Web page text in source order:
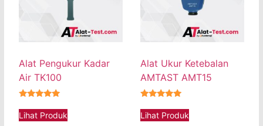
Alat Pengukur Kadar
Air TK100
Lihat Produk
Alat Ukur Ketebalan
AMTAST AMT15
Lihat Produk